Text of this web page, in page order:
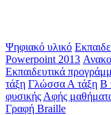
Ψηφιακό υλικό
Powerpoint 2013
Εκπαιδευτικά
τάξη Γλώσσα Α τάξη Β
φυσικής Αφής
Γραφή Braille